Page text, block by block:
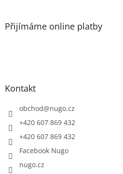
Přijímáme online platby
Kontakt
obchod@nugo.cz
+420 607 869 432
+420 607 869 432
Facebook Nugo
nugo.cz